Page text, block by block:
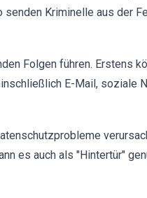
Kriminelle aus der
Folgen führen. Erstens
E-Mail, soziale
es auch als "Hintertür"